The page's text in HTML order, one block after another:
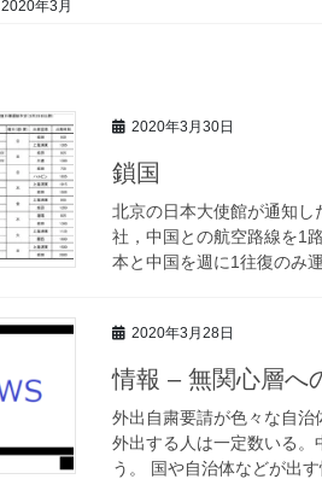
2020年3月
2020年3月30日
鎖国
北京の日本大使館が通知
社，中国との航空路線を1
本と中国を週に1往復のみ
2020年3月28日
情報 – 無関心層へ
外出自粛要請が色々な自治
外出する人は一定数いる。
う。 国や自治体などが出